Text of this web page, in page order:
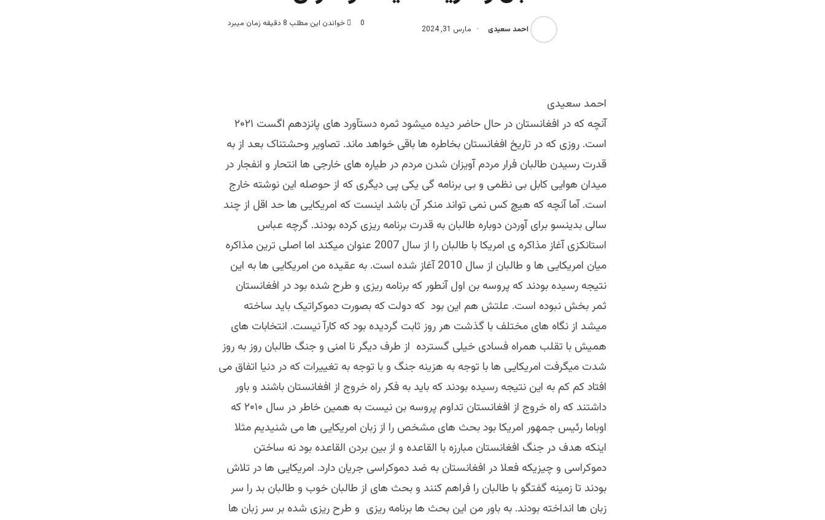
احمد سعیدی مارس 31, 2024
0 خواندن این مطلب 8 دقیقه زمان میبرد
احمد سعیدی
آنچه که در افغانستان در حال حاضر دیده میشود ثمره دستآورد های پانزدهم اگست ۲۰۲۱
است. روزی که در تاریخ افغانستان بخاطره ها باقی خواهد ماند. تصاویر وحشتناک بعد از به
قدرت رسیدن طالبان فرار مردم آویزان شدن مردم در طیاره های خارجی ها انتحار و انفجار در
میدان هوایی کابل بی نظمی و بی برنامه گی یکی پی دیگری که از حوصله این نوشته خارج
است. آما آنچه که هیچ کس نمی تواند منکر آن باشد اینست که امریکایی ها حد اقل از چند
سالی بدینسو برای آوردن دوباره طالبان به قدرت برنامه ریزی کرده بودند. گرچه عباس
استانکزی آغاز مذاکره ی امریکا با طالبان را از سال 2007 عنوان میکند اما اصلی ترین مذاکره
میان امریکایی ها و طالبان از سال 2010 آغاز شده است. به عقیده من امریکایی ها به این
نتیجه رسیده بودند که پروسه بن اول آنطور که برنامه ریزی و طرح شده بود در افغانستان
ثمر بخش نبوده است. علتش هم این بود که دولت که بصورت دموکراتیک باید ساخته
میشد از نگاه های مختلف با گذشت هر روز ثابت گردیده بود که کارآ نیست. انتخابات های
همیش با تقلب همراه فسادی خیلی گسترده از طرف دیگر نا امنی و جنگ طالبان روز به روز
شدت میگرفت امریکایی ها با توجه به هزینه جنگ و با توجه به تغییرات که در دنیا اتفاق می
افتاد کم کم به این نتیجه رسیده بودند که باید به فکر راه خروج از افغانستان باشند و باور
داشتند که راه خروج از افغانستان تداوم پروسه بن نیست به همین خاطر در سال ۲۰۱۰ که
اوباما رئیس جمهور امریکا بود بحث های مشخص را از زبان امریکایی ها می شنیدیم مثلا
اینکه هدف در جنگ افغانستان مبارزه با القاعده و از بین بردن القاعده بود نه ساختن
دموکراسی و چیزیکه فعلا در افغانستان به ضد دموکراسی جریان دارد. امریکایی ها در تلاش
بودند تا زمینه گفتگو با طالبان را فراهم کنند و بحث های از طالبان خوب و طالبان بد را سر
زبان ها انداخته بودند. به باور من این بحث ها برنامه ریزی و طرح ریزی شده بر سر زبان ها